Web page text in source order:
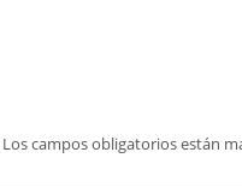
Los campos obligatorios están